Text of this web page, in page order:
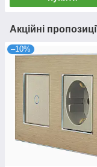
Акційні
–10%